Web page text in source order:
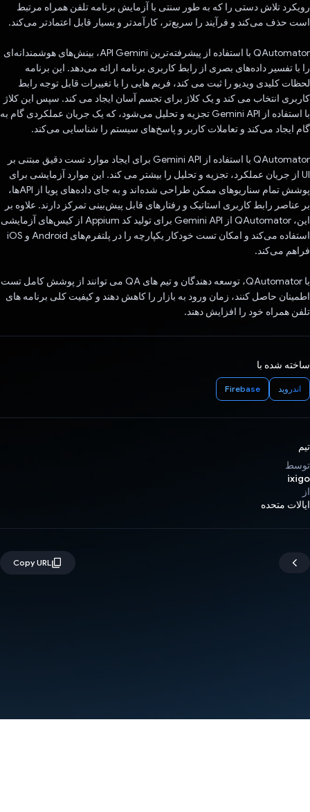
رویکرد تلاش دستی را که به طور سنتی با آزمایش برنامه تلفن همراه مرتبط
است حذف می‌کند و فرآیند را سریع‌تر، کارآمدتر و بسیار قابل اعتمادتر می‌کند.
QAutomator با استفاده از پیشرفته‌ترین API Gemini، بینش‌های هوشمندانه‌ای
را با تفسیر داده‌های بصری از رابط کاربری برنامه ارائه می‌دهد. این برنامه
لحظات کلیدی ویدیو را ثبت می کند، فریم هایی را با تغییرات قابل توجه رابط
کاربری انتخاب می کند و یک کلاژ برای تجسم آسان ایجاد می کند. سپس این کلاژ
با استفاده از Gemini API تجزیه و تحلیل می‌شود، که یک جریان عملکردی گام به
گام ایجاد می‌کند و تعاملات کاربر و پاسخ‌های سیستم را شناسایی می‌کند.
QAutomator با استفاده از Gemini API برای ایجاد موارد تست دقیق مبتنی بر
UI از جریان عملکرد، تجزیه و تحلیل را بیشتر می کند. این موارد آزمایشی برای
پوشش تمام سناریوهای ممکن طراحی شده‌اند و به جای داده‌های پویا از APIها،
بر عناصر رابط کاربری استاتیک و رفتارهای قابل پیش‌بینی تمرکز دارند. علاوه بر
این، QAutomator از Gemini API برای تولید کد Appium از کیس‌های آزمایشی
استفاده می‌کند و امکان تست خودکار یکپارچه را در پلتفرم‌های Android و iOS
فراهم می‌کند.
با QAutomator، توسعه دهندگان و تیم های QA می توانند از پوشش کامل تست
اطمینان حاصل کنند، زمان ورود به بازار را کاهش دهند و کیفیت کلی برنامه های
تلفن همراه خود را افزایش دهند.
ساخته شده با
اندروید Firebase
تیم
توسط
ixigo
از
ایالات متحده